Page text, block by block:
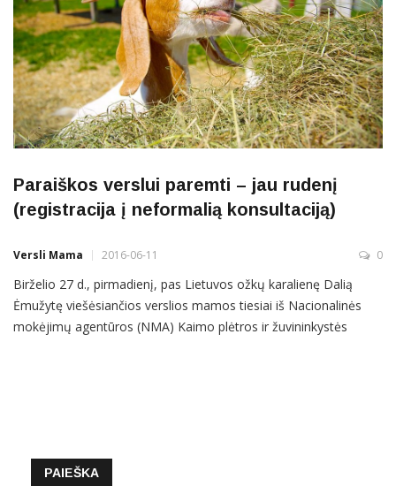
Paraiškos verslui paremti – jau rudenį
(registracija į neformalią konsultaciją)
Versli Mama 2016-06-11 0
Birželio 27 d., pirmadienį, pas Lietuvos ožkų karalienę Dalią
Ėmužytę viešėsiančios verslios mamos tiesiai iš Nacionalinės
mokėjimų agentūros (NMA) Kaimo plėtros ir žuvininkystės
PAIEŠKA